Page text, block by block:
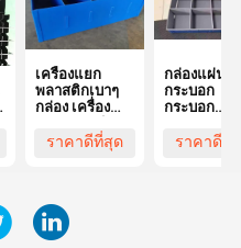
เครื่องแยก
พลาสติกเบาๆ
กล่อง เครื่อง
แบบคอร์กูเรท
กันความดัน สี
ราคาดีที่สุด
กล่องแผ่น
กระบอก
กระบอก
กระบอก
ราคาดีที่